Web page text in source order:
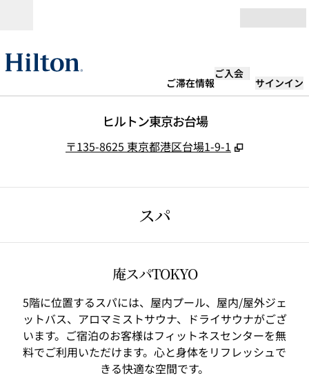
ご滞在情報
ご入会
サインイン
ヒルトン東京お台場
〒135-8625 東京都港区台場1-9-1 ,
スパ
庵スパTOKYO
5階に位置するスパには、屋内プール、屋内/屋外ジェ
ットバス、アロマミストサウナ、ドライサウナがござ
います。ご宿泊のお客様はフィットネスセンターを無
料でご利用いただけます。心と身体をリフレッシュで
きる快適な空間です。